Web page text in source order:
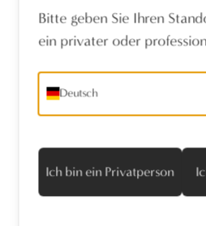
Name*
E-Mail-Adresse
Bitte geben Sie Ihren
ein privater oder
Deutsch
Ich bin ein Privatperson